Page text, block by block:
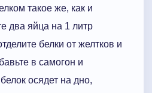
такое же, как и
два яйца на 1 литр
белки от желтков и
в самогон и
осядет на дно,